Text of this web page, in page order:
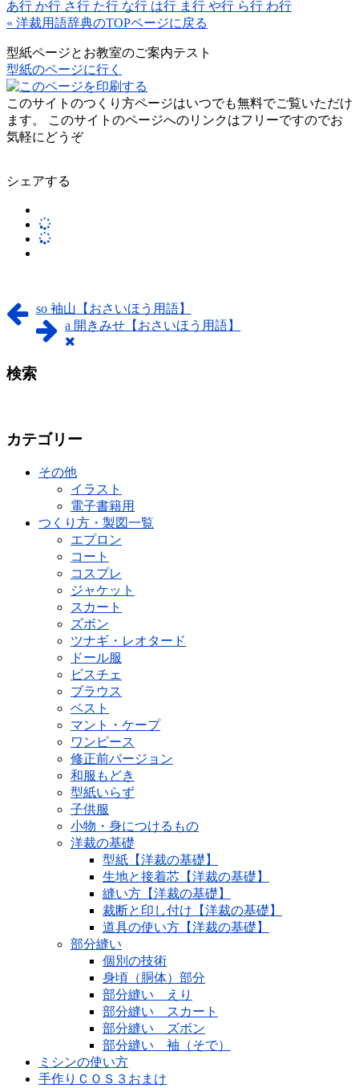
あ行 か行 さ行 た行 な行 は行 ま行 や行 ら行 わ行
« 洋裁用語辞典のTOPページに戻る
型紙ページとお教室のご案内テスト
型紙のページに行く
このサイトのつくり方ページはいつでも無料でご覧いただけ
ます。 このサイトのページへのリンクはフリーですのでお
気軽にどうぞ
シェアする
so 袖山【おさいほう用語】
a 開きみせ【おさいほう用語】
検索
カテゴリー
その他
イラスト
電子書籍用
つくり方・製図一覧
エプロン
コート
コスプレ
ジャケット
スカート
ズボン
ツナギ・レオタード
ドール服
ビスチェ
ブラウス
ベスト
マント・ケープ
ワンピース
修正前バージョン
和服もどき
型紙いらず
子供服
小物・身につけるもの
洋裁の基礎
型紙【洋裁の基礎】
生地と接着芯【洋裁の基礎】
縫い方【洋裁の基礎】
裁断と印し付け【洋裁の基礎】
道具の使い方【洋裁の基礎】
部分縫い
個別の技術
身頃（胴体）部分
部分縫い えり
部分縫い スカート
部分縫い ズボン
部分縫い 袖（そで）
ミシンの使い方
手作りＣＯＳ３おまけ